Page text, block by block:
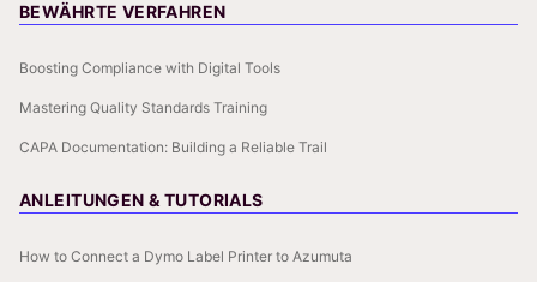
BEWÄHRTE VERFAHREN
Boosting Compliance with Digital Tools
Mastering Quality Standards Training
CAPA Documentation: Building a Reliable Trail
ANLEITUNGEN & TUTORIALS
How to Connect a Dymo Label Printer to Azumuta